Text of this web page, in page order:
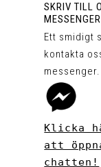
SKRIV TILL
Ett smidigt
kontakta
messenger.
Klicka
att
chatten!